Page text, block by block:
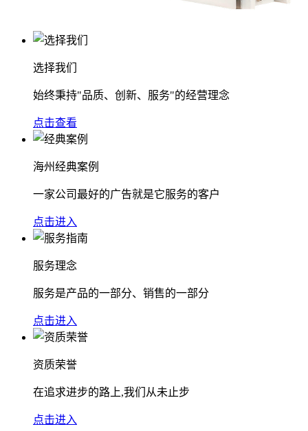
选择我们
始终秉持"品质、创新、服务"的经营理念
点击查看
海州经典案例
一家公司最好的广告就是它服务的客户
点击进入
服务理念
服务是产品的一部分、销售的一部分
点击进入
资质荣誉
在追求进步的路上,我们从未止步
点击进入